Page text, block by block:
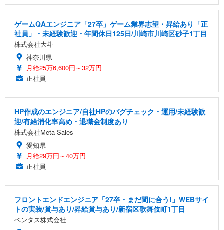
ゲームQAエンジニア「27卒」ゲーム業界志望・昇給あり「正
社員」・未経験歓迎・年間休日125日/川崎市川崎区砂子1丁目
株式会社大斗
神奈川県
月給25万6,600円～32万円
正社員
HP作成のエンジニア/自社HPのバグチェック・運用/未経験歓
迎/有給消化率高め・退職金制度あり
株式会社Meta Sales
愛知県
月給29万円～40万円
正社員
フロントエンドエンジニア「27卒・まだ間に合う!」WEBサイ
トの実装/賞与あり/昇給賞与あり/新宿区歌舞伎町1丁目
ベンタス株式会社